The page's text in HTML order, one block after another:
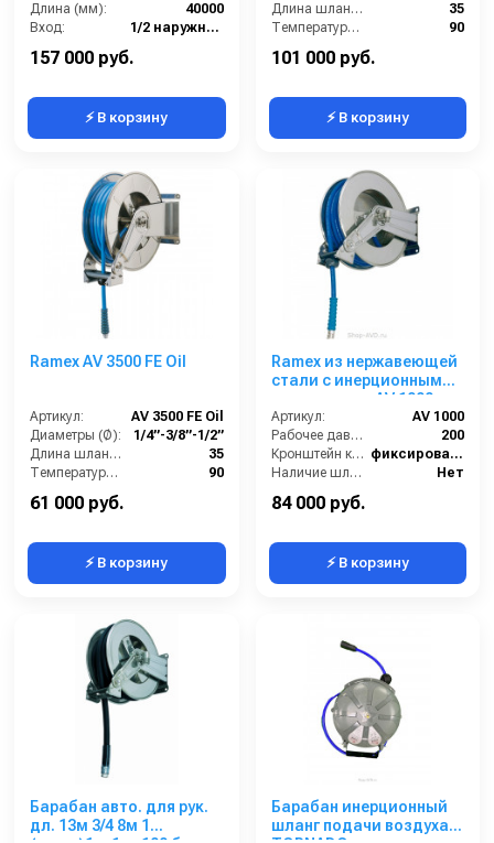
Длина (мм):
40000
Вход:
1/2 наружняя резьба
157 000 руб.
⚡ В корзину
Длина шланга ВД (м):
35
Температура (°C):
90
101 000 руб.
⚡ В корзину
Ramex AV 3500 FE Oil
Артикул:
AV 3500 FE Oil
Диаметры (Ø):
1/4”-3/8”-1/2”
Длина шланга ВД (м):
35
Температура (°C):
90
Рабочее давление (бар):
61 000 руб.
⚡ В корзину
Ramex из нержавеющей
стали с инерционным
механизмом AV 1000
Артикул:
AV 1000
Рабочее давление (бар):
200
Кронштейн катушки:
фиксированный
Наличие шланга:
Нет
Тип катушки:
84 000 руб.
⚡ В корзину
Барабан авто. для рук.
дл. 13м 3/4 8м 1
Барабан инерционный
шланг подачи воздуха